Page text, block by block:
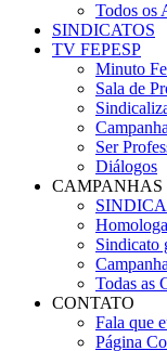
Todos os
SINDICATOS
TV FEPESP
Minuto
Sala de
Ser
Diálogos
CAMPANHAS
Sindicato
Todas as
CONTATO
Fala que
Página